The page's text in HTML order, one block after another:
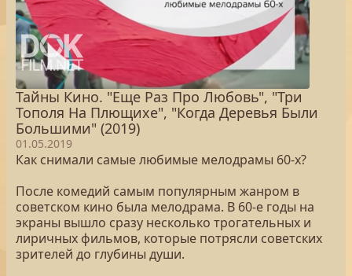
Тайны Кино. "Еще Раз Про Любовь", "Три
Тополя На Плющихе", "Когда Деревья Были
Большими" (2019)
01.05.2019
Как снимали самые любимые мелодрамы 60-х?
После комедий самым популярным жанром в
советском кино была мелодрама. В 60-е годы на
экраны вышло сразу несколько трогательных и
лиричных фильмов, которые потрясли советских
зрителей до глубины души.